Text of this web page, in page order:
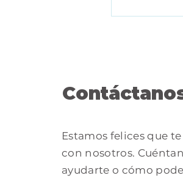
019 –
Estamos felices que
con nosotros.
ayudarte o cómo